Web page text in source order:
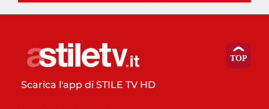
Scarica l'app di STILE TV HD